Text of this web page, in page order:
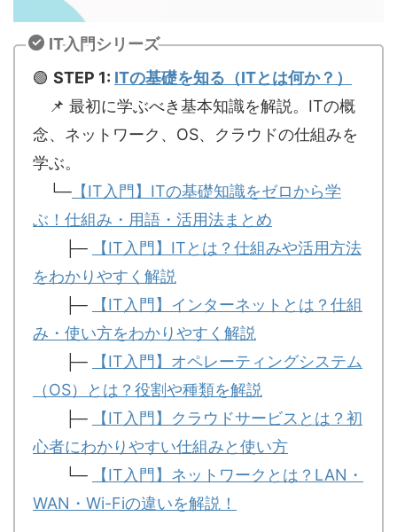
IT入門シリーズ
🟢 STEP 1: ITの基礎を知る（ITとは何か？）
📌 最初に学ぶべき基本知識を解説。ITの概
念、ネットワーク、OS、クラウドの仕組みを
学ぶ。
└─ 【IT入門】ITの基礎知識をゼロから学
ぶ！仕組み・用語・活用法まとめ
├─
【IT入門】ITとは？仕組みや活用方法
をわかりやすく解説
├─
【IT入門】インターネットとは？仕組
み・使い方をわかりやすく解説
├─
【IT入門】オペレーティングシステム
（OS）とは？役割や種類を解説
├─
【IT入門】クラウドサービスとは？初
心者にわかりやすい仕組みと使い方
└─
【IT入門】ネットワークとは？LAN・
WAN・Wi-Fiの違いを解説！